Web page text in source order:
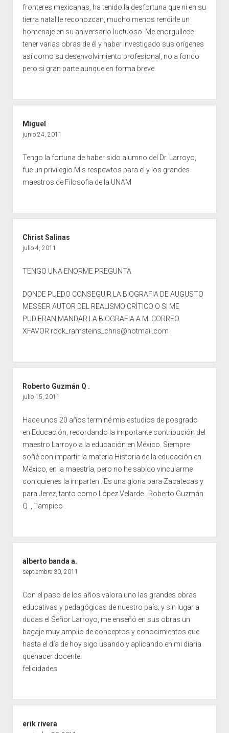
fronteres mexicanas, ha tenido la desfortuna que ni en su
tierra natal le reconozcan, mucho menos rendirle un
homenaje en su aniversario luctuoso. Me enorgullece
tener varias obras de él y haber investigado sus orígenes
así como su desenvolvimiento profesional, no a fondo
pero si gran parte aunque en forma breve.
Miguel
junio 24, 2011
Tengo la fortuna de haber sido alumno del Dr. Larroyo,
fue un privilegio.Mis respewtos para el y los grandes
maestros de Filosofia de la UNAM
Christ Salinas
julio 4, 2011
TENGO UNA ENORME PREGUNTA
DONDE PUEDO CONSEGUIR LA BIOGRAFIA DE AUGUSTO
MESSER AUTOR DEL REALISMO CRÌTICO O SI ME
PUDIERAN MANDAR LA BIOGRAFIA A MI CORREO
XFAVOR rock_ramsteins_chris@hotmail.com
Roberto Guzmán Q .
julio 15, 2011
Hace unos 20 años terminé mis estudios de posgrado
en Educación, recordando la importante contribución del
maestro Larroyo a la educación en México. Siempre
soñé con impartir la materia Historia de la educación en
México, en la maestría, pero no he sabido vincularme
con quienes la imparten . Es una gloria para Zacatecas y
para Jerez, tanto como López Velarde . Roberto Guzmán
Q ., Tampico .
alberto banda a.
septiembre 30, 2011
Con el paso de los años valora uno las grandes obras
educativas y pedagógicas de nuestro país; y sin lugar a
dudas el Señor Larroyo, me enseñó en sus obras un
bagaje muy amplio de conceptos y conocimientos que
hasta el día de hoy sigo usando y aplicando en mi diaria
quehacer docente.
felicidades
erik rivera